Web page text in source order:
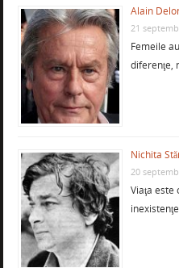
Alain
21
Femeile
diferenţe,
Nichita
20
Viaţa este